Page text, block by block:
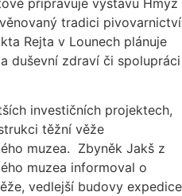
připravuje výstavu Hmyz
tradici pivovarnictví
Rejta v Lounech plánuje
duševní zdraví či spolupráci
investičních projektech,
těžní věže
muzea. Zbyněk Jakš z
muzea informoval o
vedlejší budovy expedice